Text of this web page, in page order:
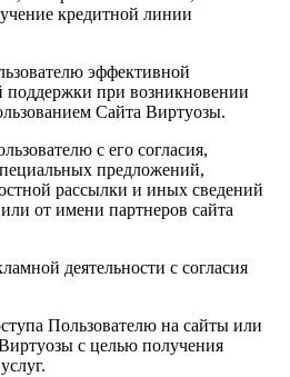
кредитной линии
эффективной
поддержки при возникновении
Сайта Виртуозы.
с его согласия,
предложений,
рассылки и иных сведений
от имени партнеров сайта
деятельности с согласия
Пользователю на сайты или
с целью получения